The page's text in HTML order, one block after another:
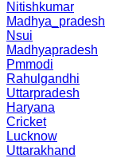
Nitishkumar
Madhya_pradesh
Nsui
Madhyapradesh
Pmmodi
Rahulgandhi
Uttarpradesh
Haryana
Cricket
Lucknow
Uttarakhand